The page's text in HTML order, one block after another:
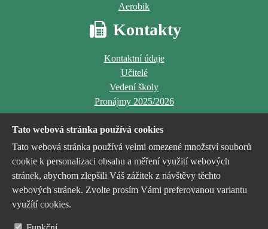
Aerobik
Kontakty
Kontaktní údaje
Učitelé
Vedení školy
Pronájmy 2025/2026
Jsme příspěvkovou organizací
zřízenou a financovanou
Tato webová stránka používá cookies
Tato webová stránka používá velmi omezené množství souborů
cookie k personalizaci obsahu a měření využití webových
stránek, abychom zlepšili Váš zážitek z návštěvy těchto
webových stránek. Zvolte prosím Vámi preferovanou variantu
využítí cookies.